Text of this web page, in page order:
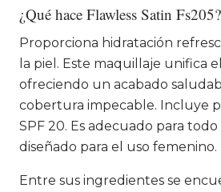
¿Qué hace Flawless Satin Fs205?
Proporciona hidratación
la piel. Este maquillaje unifica
ofreciendo un acabado
cobertura impecable. Incluye
SPF 20. Es adecuado para
diseñado para el uso femenino.
Entre sus ingredientes se